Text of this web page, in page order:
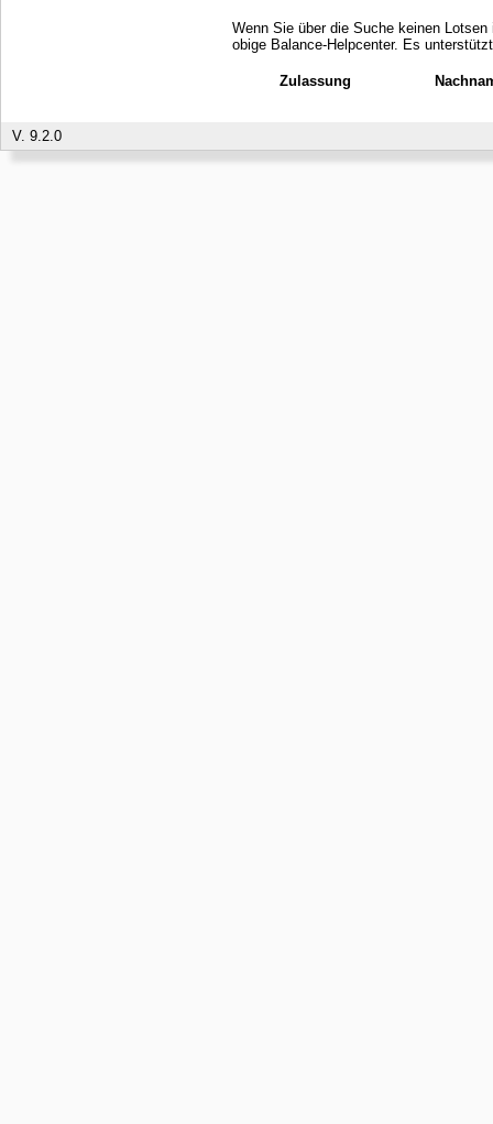
Wenn Sie über die Suche keinen
obige Balance-Helpcenter. Es
Zulassung
V. 9.2.0